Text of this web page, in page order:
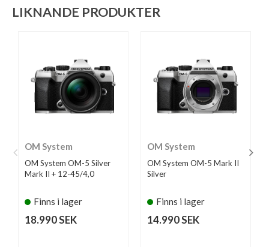
LIKNANDE PRODUKTER
OM System
OM System OM-5 Silver
Mark II + 12-45/4,0
Finns i lager
18.990 SEK
OM System
OM System OM-5 Mark II
Silver
Finns i lager
14.990 SEK